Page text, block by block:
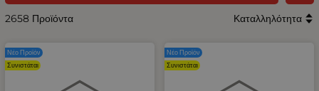
2658 Προϊόντα Καταλληλότητα
Νέο Προϊόν
Συνιστάται
Νέο Προϊόν
Συνιστάται